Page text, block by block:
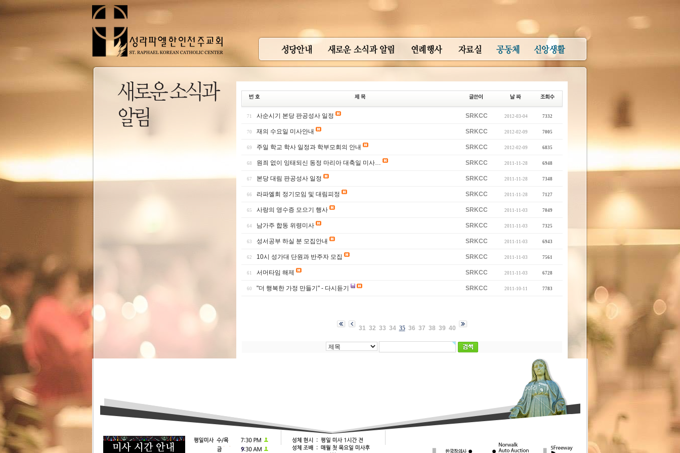
71 사순시기 본당 판공성사 일정 SRKCC 2012-03-04 7332
70 재의 수요일 미사안내 SRKCC 2012-02-09 7005
69 주일 학교 학사 일정과 학부모회의 안내 SRKCC 2012-02-09 6835
68 원죄 없이 잉태되신 동정 마리아 대축일 미사… SRKCC 2011-11-28 6948
67 본당 대림 판공성사 일정 SRKCC 2011-11-28 7348
66 라파엘회 정기모임 및 대림피정 SRKCC 2011-11-28 7127
65 사랑의 영수증 모으기 행사 SRKCC 2011-11-03 7049
64 남가주 합동 위령미사 SRKCC 2011-11-03 7325
63 성서공부 하실 분 모집안내 SRKCC 2011-11-03 6943
62 10시 성가대 단원과 반주자 모집 SRKCC 2011-11-03 7561
61 서머타임 해제 SRKCC 2011-11-03 6728
60 "더 행복한 가정 만들기" - 다시듣기 SRKCC 2011-10-11 7783
31 32 33 34 35 36 37 38 39 40